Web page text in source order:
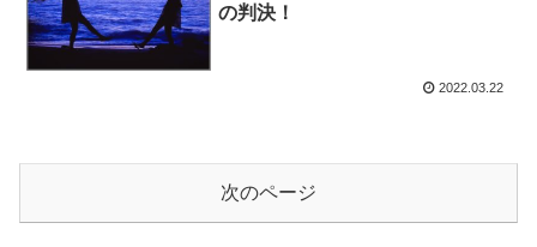
の判決！
2022.03.22
次のページ